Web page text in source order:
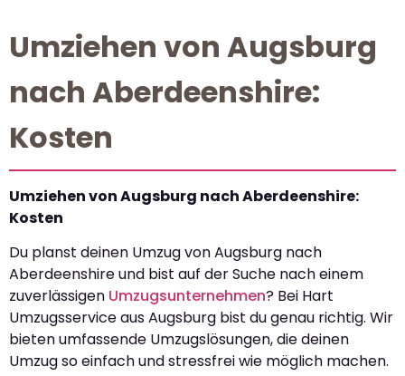
Umziehen von Augsburg
nach Aberdeenshire:
Kosten
Umziehen von Augsburg nach Aberdeenshire:
Kosten
Du planst deinen Umzug von Augsburg nach
Aberdeenshire und bist auf der Suche nach einem
zuverlässigen Umzugsunternehmen? Bei Hart
Umzugsservice aus Augsburg bist du genau richtig. Wir
bieten umfassende Umzugslösungen, die deinen
Umzug so einfach und stressfrei wie möglich machen.